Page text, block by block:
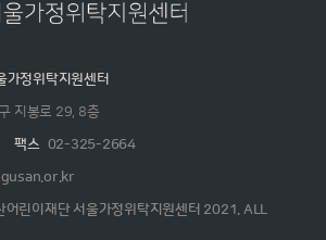
가정위탁지원센터
지봉로 29, 8층
팩스 02-325-2664
어린이재단 서울가정위탁지원센터 2021. ALL